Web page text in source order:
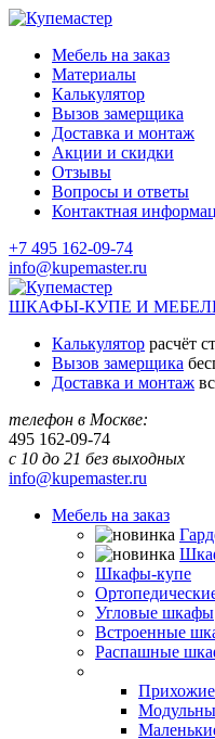
Мебель на заказ
Материалы
Калькулятор
Вызов замерщика
Доставка и монтаж
Акции и скидки
Отзывы
Вопросы и ответы
Контактная
+7 495 162-09-74
info@kupemaster.ru
ШКАФЫ-КУПЕ И
Калькулятор расчёт
Вызов замерщика
Доставка и монтаж
телефон в Москве:
495 162-09-74
с 10 до 21 без выходных
info@kupemaster.ru
Мебель на заказ
Шкафы-купе
Угловые шкафы
Встроенные
Распашные
Прихожие